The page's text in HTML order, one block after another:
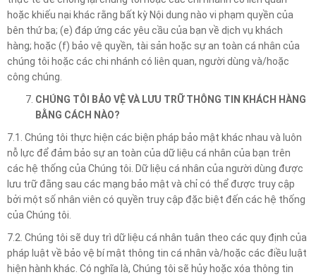
hoặc khiếu nại khác rằng bất kỳ Nội dung nào vi phạm quyền của
bên thứ ba; (e) đáp ứng các yêu cầu của bạn về dịch vụ khách
hàng; hoặc (f) bảo vệ quyền, tài sản hoặc sự an toàn cá nhân của
chúng tôi hoặc các chi nhánh có liên quan, người dùng và/hoặc
công chúng.
CHÚNG TÔI BẢO VỆ VÀ LƯU TRỮ THÔNG TIN KHÁCH HÀNG
BẰNG CÁCH NÀO?
7.1. Chúng tôi thực hiện các biện pháp bảo mật khác nhau và luôn
nỗ lực để đảm bảo sự an toàn của dữ liệu cá nhân của bạn trên
các hệ thống của Chúng tôi. Dữ liệu cá nhân của người dùng được
lưu trữ đằng sau các mạng bảo mật và chỉ có thể được truy cập
bởi một số nhân viên có quyền truy cập đặc biệt đến các hệ thống
của Chúng tôi.
7.2. Chúng tôi sẽ duy trì dữ liệu cá nhân tuân theo các quy định của
pháp luật về bảo vệ bí mật thông tin cá nhân và/hoặc các điều luật
hiện hành khác. Có nghĩa là, Chúng tôi sẽ hủy hoặc xóa thông tin